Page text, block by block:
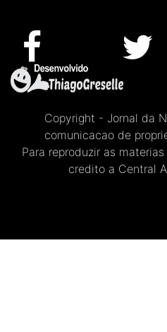
Copyright - Jornal da
comunicacao de
Para reproduzir as
credito a Central